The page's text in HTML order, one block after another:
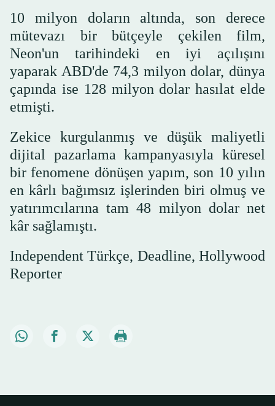
10 milyon doların altında, son derece
mütevazı bir bütçeyle çekilen film,
Neon'un tarihindeki en iyi açılışını
yaparak ABD'de 74,3 milyon dolar, dünya
çapında ise 128 milyon dolar hasılat elde
etmişti.
Zekice kurgulanmış ve düşük maliyetli
dijital pazarlama kampanyasıyla küresel
bir fenomene dönüşen yapım, son 10 yılın
en kârlı bağımsız işlerinden biri olmuş ve
yatırımcılarına tam 48 milyon dolar net
kâr sağlamıştı.
Independent Türkçe, Deadline, Hollywood
Reporter